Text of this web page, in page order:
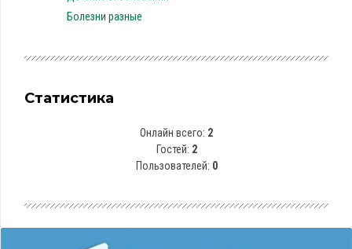
Болезни разные
Статистика
Онлайн всего: 2
Гостей: 2
Пользователей: 0